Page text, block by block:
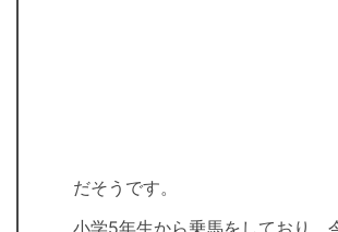
だそうです。